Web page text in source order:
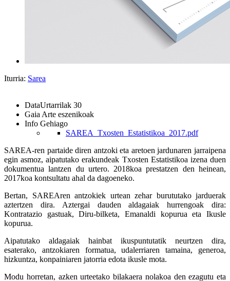
Iturria: Sarea
DataUrtarrilak 30
GaiaArte eszenikoak
Info Gehiago
SAREA_Txosten_Estatistikoa_2017.pdf
SAREA-ren partaide diren antzoki eta aretoen jardunaren jarraipena
egin asmoz, aipatutako erakundeak Txosten Estatistikoa izena duen
dokumentua lantzen du urtero. 2018koa prestatzen den heinean,
2017koa kontsultatu ahal da dagoeneko.
Bertan, SAREAren antzokiek urtean zehar burututako jarduerak
aztertzen dira. Aztergai dauden aldagaiak hurrengoak dira:
Kontratazio gastuak, Diru-bilketa, Emanaldi kopurua eta Ikusle
kopurua.
Aipatutako aldagaiak hainbat ikuspuntutatik neurtzen dira,
esaterako, antzokiaren formatua, udalerriaren tamaina, generoa,
hizkuntza, konpainiaren jatorria edota ikusle mota.
Modu horretan, azken urteetako bilakaera nolakoa den ezagutu eta